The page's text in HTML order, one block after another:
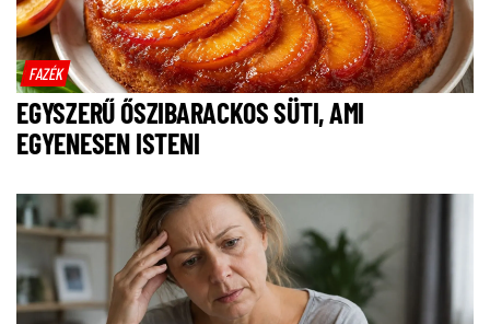
FAZÉK
EGYSZERŰ ŐSZIBARACKOS SÜTI, AMI
EGYENESEN ISTENI